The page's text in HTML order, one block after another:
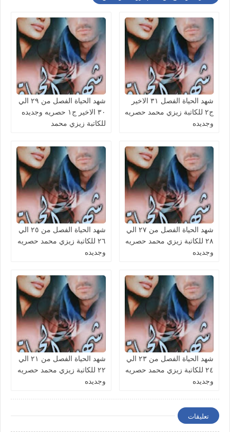
شهد الحياة الفصل ٣١ الاخير
ج٢ للكاتبة زيزي محمد حصريه
وجديده
شهد الحياة الفصل من ٢٩ الي
٣٠ الاخير ج١ حصريه وجديده
للكاتبة زيزي محمد
شهد الحياة الفصل من ٢٧ الي
٢٨ للكاتبة زيزي محمد حصريه
وجديده
شهد الحياة الفصل من ٢٥ الي
٢٦ للكاتبة زيزي محمد حصريه
وجديده
شهد الحياة الفصل من ٢٣ الي
٢٤ للكاتبة زيزي محمد حصريه
وجديده
شهد الحياة الفصل من ٢١ الي
٢٢ للكاتبة زيزي محمد حصريه
وجديده
تعليقات